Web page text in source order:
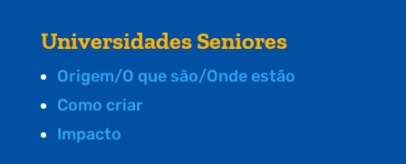
Universidades Seniores
Origem/O que são/Onde estão
Como criar
Impacto